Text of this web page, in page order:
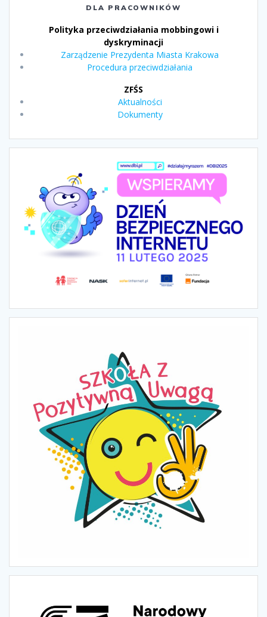
DLA PRACOWNIKÓW
Polityka przeciwdziałania mobbingowi i
dyskryminacji
Zarządzenie Prezydenta Miasta Krakowa
Procedura przeciwdziałania
ZFŚS
Aktualności
Dokumenty